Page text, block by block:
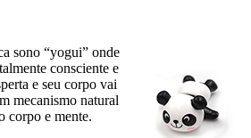
sono “yogui” onde
consciente e
e seu corpo vai
mecanismo natural
corpo e mente.